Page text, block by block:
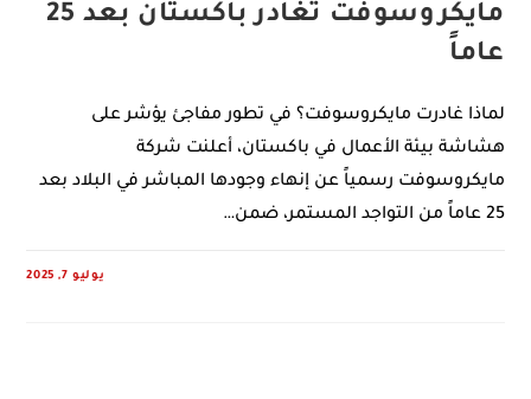
مايكروسوفت تغادر باكستان بعد 25
عاماً
لماذا غادرت مايكروسوفت؟ في تطور مفاجئ يؤشر على
هشاشة بيئة الأعمال في باكستان، أعلنت شركة
مايكروسوفت رسمياً عن إنهاء وجودها المباشر في البلاد بعد
25 عاماً من التواجد المستمر، ضمن…
يوليو 7, 2025